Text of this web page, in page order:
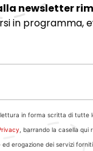
newsletter
in
in forma scritta di tutte le
, barrando la casella
erogazione dei servizi forniti.